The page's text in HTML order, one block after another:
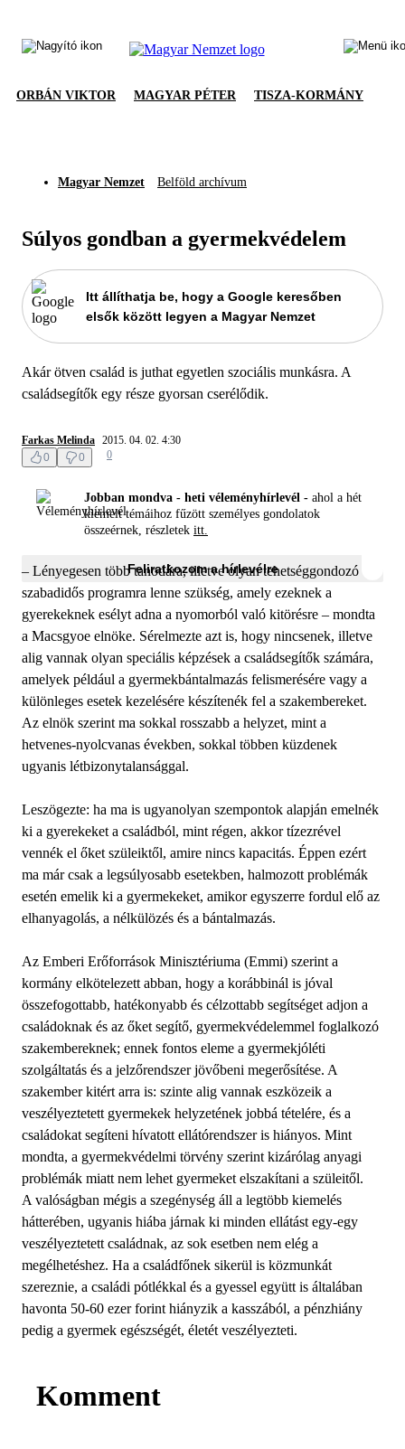
ORBÁN VIKTOR MAGYAR PÉTER TISZA-KORMÁNY
Magyar Nemzet Belföld archívum
Súlyos gondban a gyermekvédelem
Itt állíthatja be, hogy a Google keresőben
elsők között legyen a Magyar Nemzet
Akár ötven család is juthat egyetlen szociális munkásra. A
családsegítők egy része gyorsan cserélődik.
Farkas Melinda 2015. 04. 02. 4:30
0
0 0
Jobban mondva - heti véleményhírlevél - ahol a hét
kiemelt témáihoz fűzött személyes gondolatok
összeérnek, részletek itt.
Feliratkozom a hírlevélre
– Lényegesen több tanodára, illetve olyan tehetséggondozó és
szabadidős programra lenne szükség, amely ezeknek a
gyerekeknek esélyt adna a nyomorból való kitörésre – mondta
a Macsgyoe elnöke. Sérelmezte azt is, hogy nincsenek, illetve
alig vannak olyan speciális képzések a családsegítők számára,
amelyek például a gyermekbántalmazás felismerésére vagy a
különleges esetek kezelésére készítenék fel a szakembereket.
Az elnök szerint ma sokkal rosszabb a helyzet, mint a
hetvenes-nyolcvanas években, sokkal többen küzdenek
ugyanis létbizonytalansággal.
Leszögezte: ha ma is ugyanolyan szempontok alapján emelnék
ki a gyerekeket a családból, mint régen, akkor tízezrével
vennék el őket szüleiktől, amire nincs kapacitás. Éppen ezért
ma már csak a legsúlyosabb esetekben, halmozott problémák
esetén emelik ki a gyermekeket, amikor egyszerre fordul elő az
elhanyagolás, a nélkülözés és a bántalmazás.
Az Emberi Erőforrások Minisztériuma (Emmi) szerint a
kormány elkötelezett abban, hogy a korábbinál is jóval
összefogottabb, hatékonyabb és célzottabb segítséget adjon a
családoknak és az őket segítő, gyermekvédelemmel foglalkozó
szakembereknek; ennek fontos eleme a gyermekjóléti
szolgáltatás és a jelzőrendszer jövőbeni megerősítése. A
szakember kitért arra is: szinte alig vannak eszközeik a
veszélyeztetett gyermekek helyzetének jobbá tételére, és a
családokat segíteni hívatott ellátórendszer is hiányos. Mint
mondta, a gyermekvédelmi törvény szerint kizárólag anyagi
problémák miatt nem lehet gyermeket elszakítani a szüleitől.
A valóságban mégis a szegénység áll a legtöbb kiemelés
hátterében, ugyanis hiába járnak ki minden ellátást egy-egy
veszélyeztetett családnak, az sok esetben nem elég a
megélhetéshez. Ha a családfőnek sikerül is közmunkát
szereznie, a családi pótlékkal és a gyessel együtt is általában
havonta 50-60 ezer forint hiányzik a kasszából, a pénzhiány
pedig a gyermek egészségét, életét veszélyezteti.
Komment